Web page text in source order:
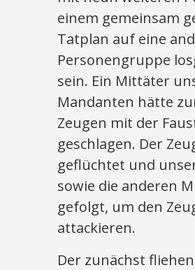
einem gemeinsam
Tatplan auf eine
Personengruppe
sein. Ein Mittäter
Mandanten hätte
Zeugen mit der
geschlagen. Der
geflüchtet und
sowie die anderen
gefolgt, um den
attackieren.
Der zunächst